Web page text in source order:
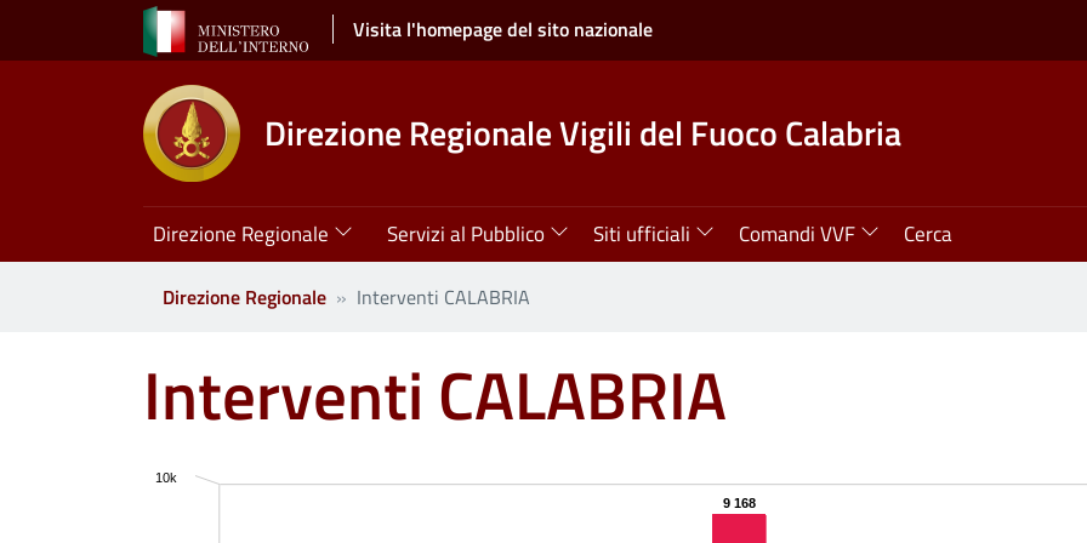
Salta al contenuto principale Visita l'homepage del sito nazionale
Direzione Regionale Vigili del Fuoco Calabria
Navigazione principale
Direzione Regionale Servizi al Pubblico Siti ufficiali Comandi VVF Cerca
Direzione Regionale Interventi CALABRIA
Interventi CALABRIA
Chart
9 168
9 168
10k